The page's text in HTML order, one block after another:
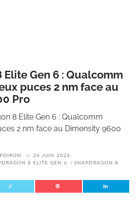
Elite Gen 6 : Qualcomm
puces 2 nm face au
Pro
8 Elite Gen 6 : Qualcomm
2 nm face au Dimensity 9600
le
26 JUIN 2026
8 ELITE GEN 6
SNAPDRAGON 8